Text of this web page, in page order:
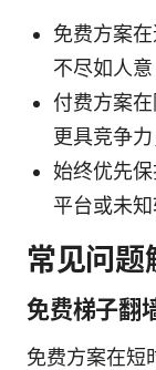
免费方案
不尽如人意
付费方案
更具竞争
始终优先
平台或未
常见问题
免费梯子翻
免费方案在短